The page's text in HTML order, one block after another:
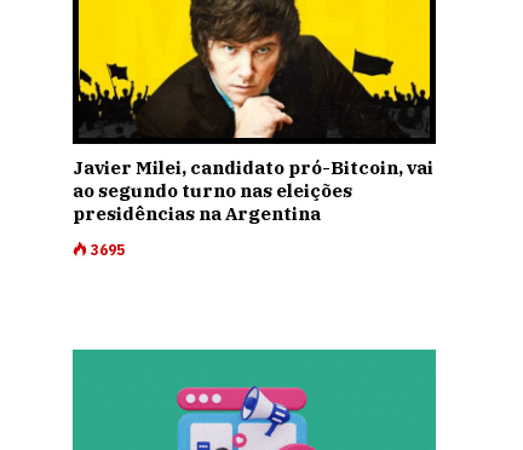
Javier Milei, candidato pró-Bitcoin, vai
ao segundo turno nas eleições
presidências na Argentina
3695